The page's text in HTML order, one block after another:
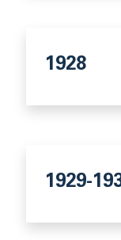
1928
1929-